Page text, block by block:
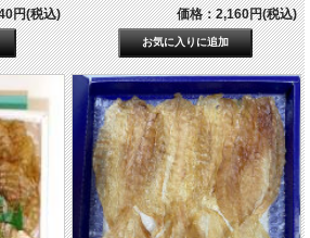
円(税込)
価格：2,160円(税込)